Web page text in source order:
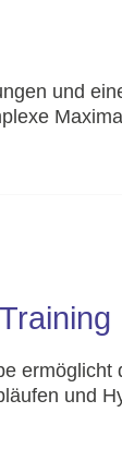
und
ermöglicht
und